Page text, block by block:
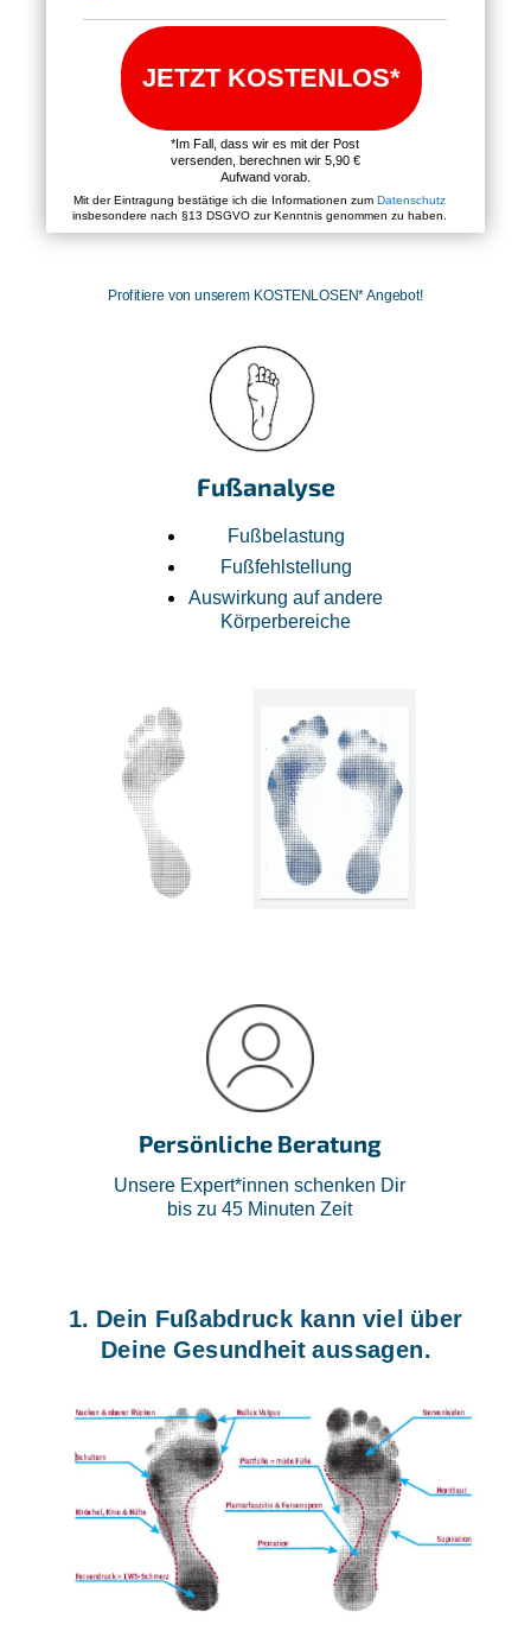
Mit der Eintragung bestätige ich die Informationen zum Datenschutz
insbesondere nach §13 DSGVO zur Kenntnis genommen zu haben.
JETZT KOSTENLOS*
*Im Fall, dass wir es mit der Post
versenden, berechnen wir 5,90 €
Aufwand vorab.
Unsere Expert*innen schenken Dir
bis zu 45 Minuten Zeit
Persönliche Beratung
Fußbelastung
Fußfehlstellung
Auswirkung auf andere
Körperbereiche
Fußanalyse
Profitiere von unserem KOSTENLOSEN* Angebot!
1. Dein Fußabdruck kann viel über
Deine Gesundheit aussagen.